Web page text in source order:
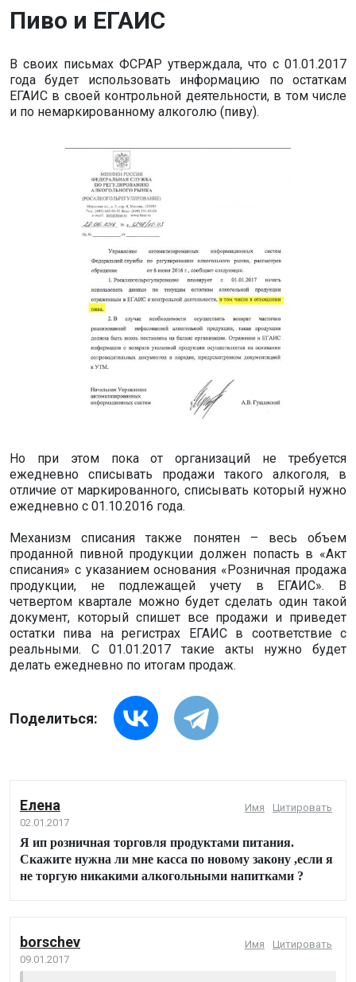
Пиво и ЕГАИС
В своих письмах ФСРАР утверждала, что с 01.01.2017
года будет использовать информацию по остаткам
ЕГАИС в своей контрольной деятельности, в том числе
и по немаркированному алкоголю (пиву).
Но при этом пока от организаций не требуется
ежедневно списывать продажи такого алкоголя, в
отличие от маркированного, списывать который нужно
ежедневно с 01.10.2016 года.
Механизм списания также понятен – весь объем
проданной пивной продукции должен попасть в «Акт
списания» с указанием основания «Розничная продажа
продукции, не подлежащей учету в ЕГАИС». В
четвертом квартале можно будет сделать один такой
документ, который спишет все продажи и приведет
остатки пива на регистрах ЕГАИС в соответствие с
реальными. С 01.01.2017 такие акты нужно будет
делать ежедневно по итогам продаж.
Поделиться:
Елена
02.01.2017
Имя Цитировать
Я ип розничная торговля продуктами питания.
Скажите нужна ли мне касса по новому закону ,если я
не торгую никакими алкогольными напитками ?
borschev
09.01.2017
Имя Цитировать